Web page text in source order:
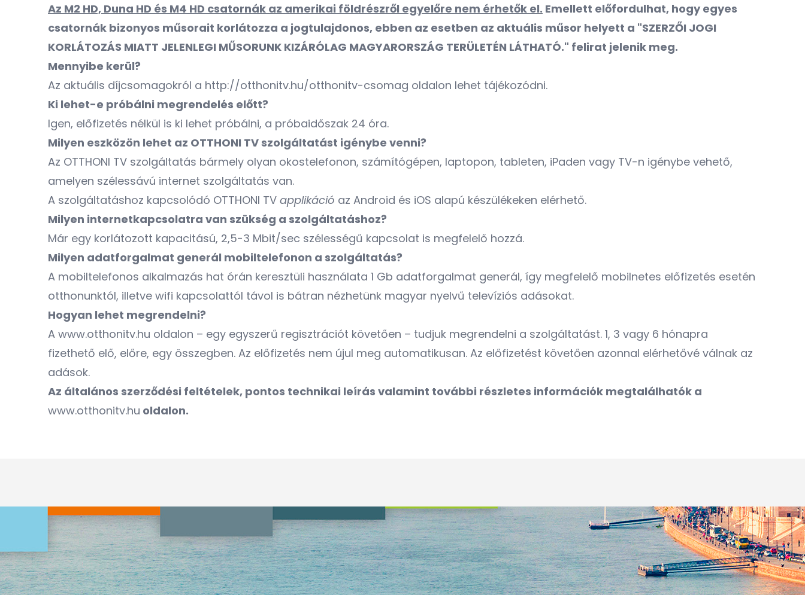
Az M2 HD, Duna HD és M4 HD csatornák az amerikai földrészről egyelőre nem érhetők el. Emellett előfordulhat, hogy egyes
csatornák bizonyos műsorait korlátozza a jogtulajdonos, ebben az esetben az aktuális műsor helyett a "SZERZŐI JOGI
KORLÁTOZÁS MIATT JELENLEGI MŰSORUNK KIZÁRÓLAG MAGYARORSZÁG TERÜLETÉN LÁTHATÓ." felirat jelenik meg.
Mennyibe kerül?
Az aktuális díjcsomagokról a http://otthonitv.hu/otthonitv-csomag oldalon lehet tájékozódni.
Ki lehet-e próbálni megrendelés előtt?
Igen, előfizetés nélkül is ki lehet próbálni, a próbaidőszak 24 óra.
Milyen eszközön lehet az OTTHONI TV szolgáltatást igénybe venni?
Az OTTHONI TV szolgáltatás bármely olyan okostelefonon, számítógépen, laptopon, tableten, iPaden vagy TV-n igénybe vehető,
amelyen szélessávú internet szolgáltatás van.
A szolgáltatáshoz kapcsolódó OTTHONI TV applikáció az Android és iOS alapú készülékeken elérhető.
Milyen internetkapcsolatra van szükség a szolgáltatáshoz?
Már egy korlátozott kapacitású, 2,5-3 Mbit/sec szélességű kapcsolat is megfelelő hozzá.
Milyen adatforgalmat generál mobiltelefonon a szolgáltatás?
A mobiltelefonos alkalmazás hat órán keresztüli használata 1 Gb adatforgalmat generál, így megfelelő mobilnetes előfizetés esetén
otthonunktól, illetve wifi kapcsolattól távol is bátran nézhetünk magyar nyelvű televíziós adásokat.
Hogyan lehet megrendelni?
A www.otthonitv.hu oldalon – egy egyszerű regisztrációt követően – tudjuk megrendelni a szolgáltatást. 1, 3 vagy 6 hónapra
fizethető elő, előre, egy összegben. Az előfizetés nem újul meg automatikusan. Az előfizetést követően azonnal elérhetővé válnak az
adások.
Az általános szerződési feltételek, pontos technikai leírás valamint további részletes információk megtalálhatók a
www.otthonitv.hu oldalon.